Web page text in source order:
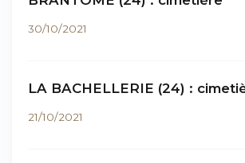
30/10/2021
LA BACHELLERIE (24) :
21/10/2021